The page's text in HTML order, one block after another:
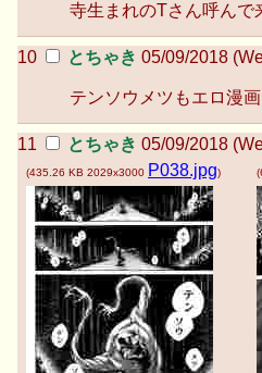
寺生まれのTさん呼んで
とちゃき 05/09/2018
テンソウメツもエロ漫
とちゃき 05/09/2018
(435.26 KB 2029x3000 P038.jpg) (